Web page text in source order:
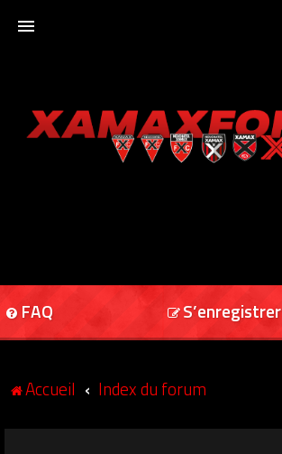
XAMAXFORUM
FAQ S’enregistrer
Accueil Index du forum